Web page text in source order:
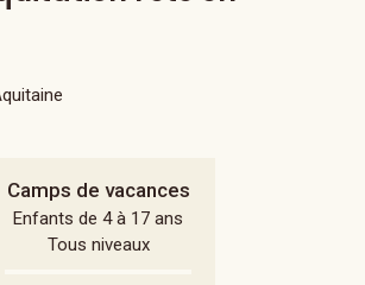
Camps de vacances
Enfants de 4 à 17 ans
Tous niveaux